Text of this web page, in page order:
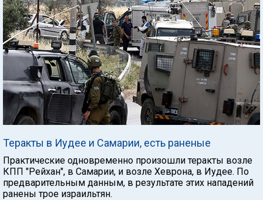
Теракты в Иудее и Самарии, есть раненые
Практические одновременно произошли теракты возле
КПП "Рейхан", в Самарии, и возле Хеврона, в Иудее. По
предварительным данным, в результате этих нападений
ранены трое израильтян.